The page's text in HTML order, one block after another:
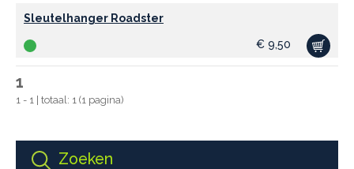
Zoeken
Sleutelhanger Roadster
€ 9,50
1
1 - 1 | totaal: 1 (1 pagina)